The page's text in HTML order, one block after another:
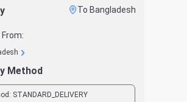
To Bangladesh
Method
STANDARD_DELIVERY